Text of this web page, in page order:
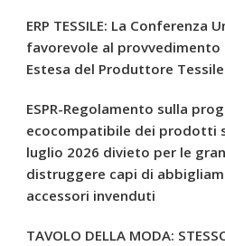
ERP TESSILE: La
favorevole al provvedimento
Estesa del Produttore Tessile
ESPR-Regolamento sulla
ecocompatibile dei prodotti
luglio 2026 divieto per le
distruggere capi di
accessori invenduti
TAVOLO DELLA MODA: